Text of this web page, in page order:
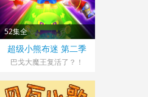
52集全
超级小熊布迷 第二季
巴戈大魔王复活了？！